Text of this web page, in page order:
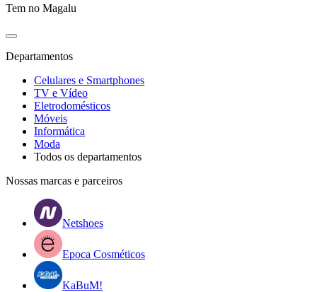
Tem no Magalu
Departamentos
Celulares e Smartphones
TV e Vídeo
Eletrodomésticos
Móveis
Informática
Moda
Todos os departamentos
Nossas marcas e parceiros
Netshoes
Epoca Cosméticos
KaBuM!